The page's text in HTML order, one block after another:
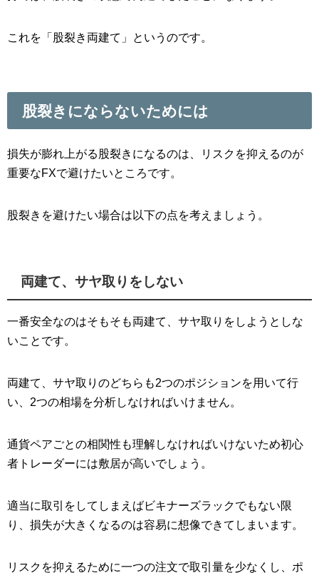
これを「股裂き両建て」というのです。
股裂きにならないためには
損失が膨れ上がる股裂きになるのは、リスクを抑えるのが
重要なFXで避けたいところです。
股裂きを避けたい場合は以下の点を考えましょう。
両建て、サヤ取りをしない
一番安全なのはそもそも両建て、サヤ取りをしようとしな
いことです。
両建て、サヤ取りのどちらも2つのポジションを用いて行
い、2つの相場を分析しなければいけません。
通貨ペアごとの相関性も理解しなければいけないため初心
者トレーダーには敷居が高いでしょう。
適当に取引をしてしまえばビキナーズラックでもない限
り、損失が大きくなるのは容易に想像できてしまいます。
リスクを抑えるために一つの注文で取引量を少なくし、ポ